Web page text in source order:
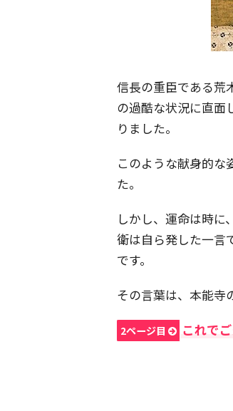
信長の重臣である荒
の過酷な状況に直面
りました。
このような献身的な
た。
しかし、運命は時に
衛は自ら発した一言
です。
その言葉は、本能寺
2ページ目 これで